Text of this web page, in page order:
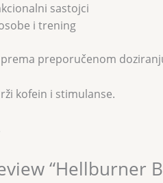
sastojci
i trening
preporučenom
kofein i stimulanse.
“Hellburner